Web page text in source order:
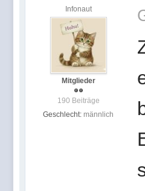
Infonaut
Mitglieder
190 Beiträge
Geschlecht: männlich